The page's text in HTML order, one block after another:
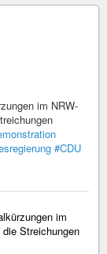
im NRW-
#CDU
im
Streichungen